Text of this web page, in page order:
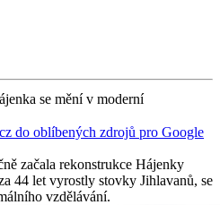
se mění v moderní
do oblíbených zdrojů pro Google
začala rekonstrukce Hájenky
44 let vyrostly stovky Jihlavanů, se
vzdělávání.